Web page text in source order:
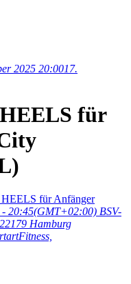
2025 20:0017.
für
für Anfänger
20:45(GMT+02:00) BSV-
Hamburg
Fitness,